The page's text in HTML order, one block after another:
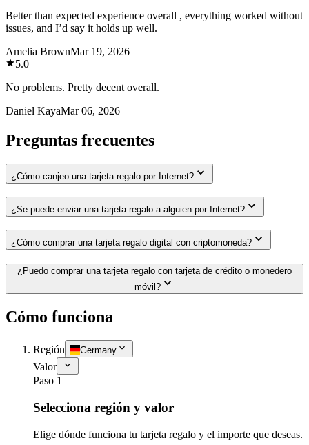
Better than expected experience overall , everything worked without
issues, and I’d say it holds up well.
Amelia BrownMar 19, 2026
5.0
No problems. Pretty decent overall.
Daniel KayaMar 06, 2026
Preguntas frecuentes
¿Cómo canjeo una tarjeta regalo por Internet?
¿Se puede enviar una tarjeta regalo a alguien por Internet?
¿Cómo comprar una tarjeta regalo digital con criptomoneda?
¿Puedo comprar una tarjeta regalo con tarjeta de crédito o monedero
móvil?
Cómo funciona
Región Germany
Valor
Paso 1
Selecciona región y valor
Elige dónde funciona tu tarjeta regalo y el importe que deseas.